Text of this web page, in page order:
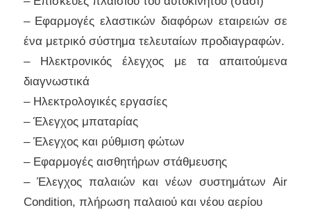
– Εφαρμογές ελαστικών διαφόρων εταιρειών σε
ένα μετρικό σύστημα τελευταίων προδιαγραφών.
– Ηλεκτρονικός έλεγχος με τα απαιτούμενα
διαγνωστικά
– Ηλεκτρολογικές εργασίες
– Έλεγχος μπαταρίας
– Έλεγχος και ρύθμιση φώτων
– Εφαρμογές αισθητήρων στάθμευσης
– Έλεγχος παλαιών και νέων συστημάτων Air
Condition, πλήρωση παλαιού και νέου αερίου